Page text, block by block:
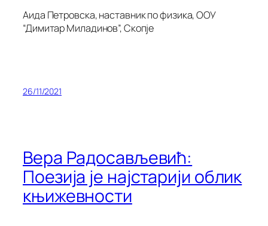
Аида Петровска, наставник по физика, ООУ
“Димитар Миладинов”, Скопјe
26/11/2021
Вера Радосављевић:
Поезија је најстарији облик
књижевности